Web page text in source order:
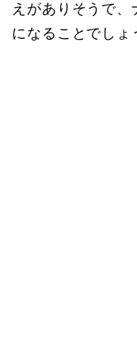
えがありそうで
になることでしょ